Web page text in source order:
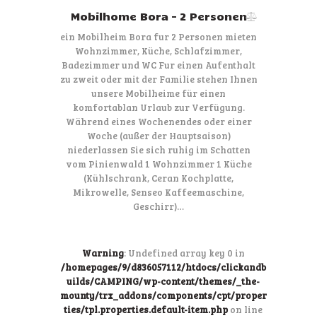
Mobilhome Bora – 2 Personen
ein Mobilheim Bora fur 2 Personen mieten
Wohnzimmer, Küche, Schlafzimmer,
Badezimmer und WC Fur einen Aufenthalt
zu zweit oder mit der Familie stehen Ihnen
unsere Mobilheime für einen
komfortablan Urlaub zur Verfügung.
Während eines Wochenendes oder einer
Woche (außer der Hauptsaison)
niederlassen Sie sich ruhig im Schatten
vom Pinienwald 1 Wohnzimmer 1 Küche
(Kühlschrank, Ceran Kochplatte,
Mikrowelle, Senseo Kaffeemaschine,
Geschirr)…
Warning: Undefined array key 0 in
/homepages/9/d836057112/htdocs/clickandb
uilds/CAMPING/wp-content/themes/_the-
mounty/trx_addons/components/cpt/proper
ties/tpl.properties.default-item.php on line